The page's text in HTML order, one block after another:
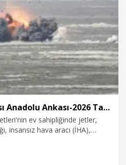
Konya'da 'Uluslararası Anadolu Ankası-2026 Tatbikatı'
ev sahipliğinde jetler,
insansız hava aracı (İHA),